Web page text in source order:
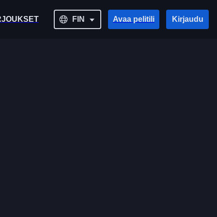
FIN Avaa pelitili Kirjaudu